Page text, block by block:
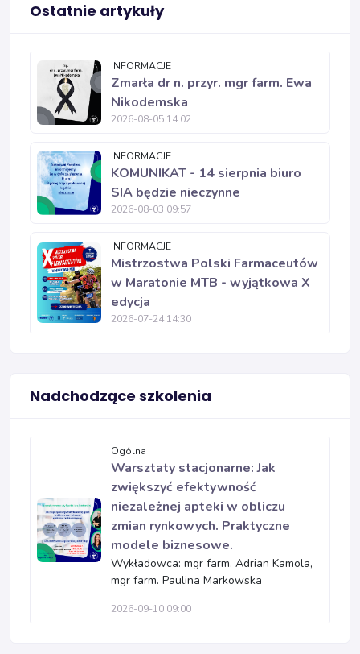
Ostatnie artykuły
INFORMACJE
Zmarła dr n. przyr. mgr farm. Ewa
Nikodemska
2026-08-05 14:02
INFORMACJE
KOMUNIKAT - 14 sierpnia biuro
SIA będzie nieczynne
2026-08-03 09:57
INFORMACJE
Mistrzostwa Polski Farmaceutów
w Maratonie MTB - wyjątkowa X
edycja
2026-07-24 14:30
Nadchodzące szkolenia
Ogólna
Warsztaty stacjonarne: Jak
zwiększyć efektywność
niezależnej apteki w obliczu
zmian rynkowych. Praktyczne
modele biznesowe.
Wykładowca: mgr farm. Adrian Kamola,
mgr farm. Paulina Markowska
2026-09-10 09:00